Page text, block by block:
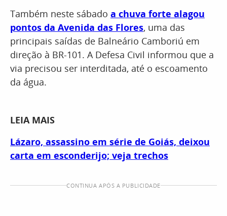
Também neste sábado a chuva forte alagou
pontos da Avenida das Flores, uma das
principais saídas de Balneário Camboriú em
direção à BR-101. A Defesa Civil informou que a
via precisou ser interditada, até o escoamento
da água.
LEIA MAIS
Lázaro, assassino em série de Goiás, deixou
carta em esconderijo; veja trechos
CONTINUA APÓS A PUBLICIDADE